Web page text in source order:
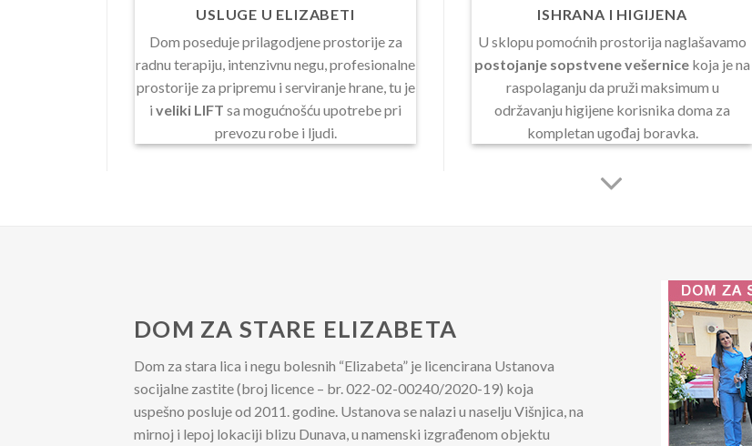
USLUGE U ELIZABETI
Dom poseduje prilagodjene prostorije za
radnu terapiju, intenzivnu negu, profesionalne
prostorije za pripremu i serviranje hrane, tu je
i veliki LIFT sa mogućnošću upotrebe pri
prevozu robe i ljudi.
ISHRANA I HIGIJENA
U sklopu pomoćnih prostorija naglašavamo
postojanje sopstvene vešernice koja je na
raspolaganju da pruži maksimum u
održavanju higijene korisnika doma za
kompletan ugođaj boravka.
DOM ZA STARE ELIZABETA
Dom za stara lica i negu bolesnih “Elizabeta” je licencirana Ustanova
socijalne zastite (broj licence – br. 022-02-00240/2020-19) koja
uspešno posluje od 2011. godine. Ustanova se nalazi u naselju Višnjica, na
mirnoj i lepoj lokaciji blizu Dunava, u namenski izgrađenom objektu